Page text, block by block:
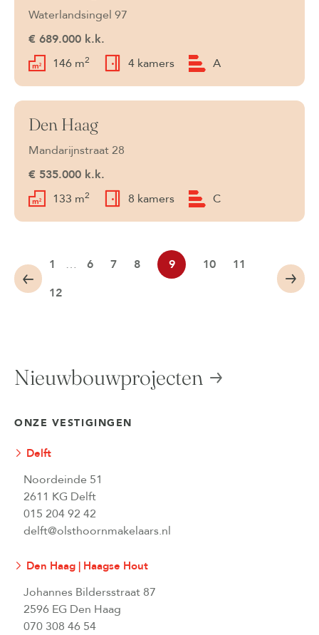
Waterlandsingel 97
€ 689.000 k.k.
146 m2 4 kamers A
Verkocht
Den Haag
Mandarijnstraat 28
€ 535.000 k.k.
133 m2 8 kamers C
1 … 6 7 8 9 10
11
12
Nieuwbouwprojecten
ONZE VESTIGINGEN
Delft
Noordeinde 51
2611 KG Delft
015 204 92 42
delft@olsthoornmakelaars.nl
Den Haag | Haagse Hout
Johannes Bildersstraat 87
2596 EG Den Haag
070 308 46 54